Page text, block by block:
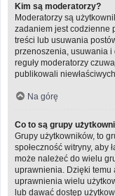
Kim są moderatorzy?
Moderatorzy są
zadaniem jest codzienne
treści lub usuwania
przenoszenia, usuwania i
reguły moderatorzy
publikowali
Na górę
Co to są grupy
Grupy użytkowników, to
społeczność witryny, aby
może należeć do wielu
uprawnienia. Dzięki temu
uprawnienia wielu
lub dawać dostęp